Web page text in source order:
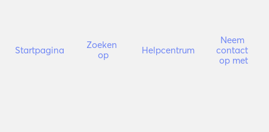
Startpagina
Zoeken
op
Helpcentrum
Neem
contact
op met